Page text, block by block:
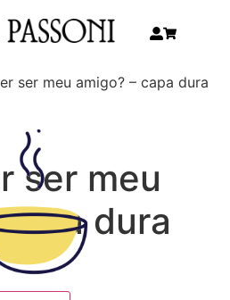
ser meu amigo? – capa dura
ser meu
dura